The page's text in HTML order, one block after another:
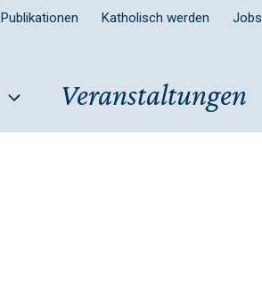
Publikationen Katholisch werden Jobs
Veranstaltungen